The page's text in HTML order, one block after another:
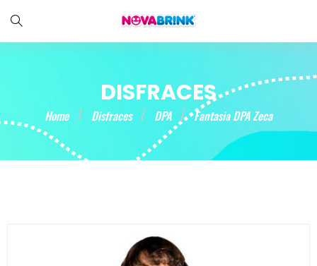
DISFRACES
Home Disfraces DPA Fantasia DPA Zeca